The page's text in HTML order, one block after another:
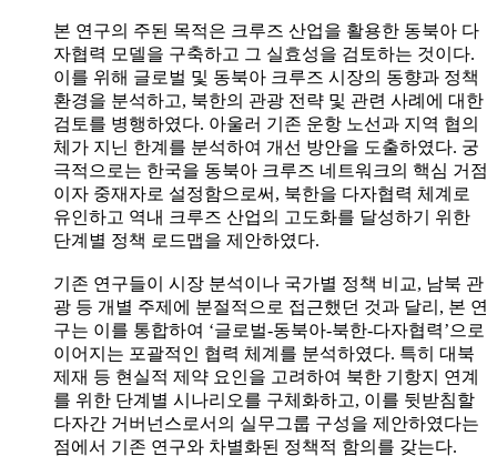
본 연구의 주된 목적은 크루즈 산업을 활용한 동북아 다
자협력 모델을 구축하고 그 실효성을 검토하는 것이다.
이를 위해 글로벌 및 동북아 크루즈 시장의 동향과 정책
환경을 분석하고, 북한의 관광 전략 및 관련 사례에 대한
검토를 병행하였다. 아울러 기존 운항 노선과 지역 협의
체가 지닌 한계를 분석하여 개선 방안을 도출하였다. 궁
극적으로는 한국을 동북아 크루즈 네트워크의 핵심 거점
이자 중재자로 설정함으로써, 북한을 다자협력 체계로
유인하고 역내 크루즈 산업의 고도화를 달성하기 위한
단계별 정책 로드맵을 제안하였다.
기존 연구들이 시장 분석이나 국가별 정책 비교, 남북 관
광 등 개별 주제에 분절적으로 접근했던 것과 달리, 본 연
구는 이를 통합하여 ‘글로벌-동북아-북한-다자협력’으로
이어지는 포괄적인 협력 체계를 분석하였다. 특히 대북
제재 등 현실적 제약 요인을 고려하여 북한 기항지 연계
를 위한 단계별 시나리오를 구체화하고, 이를 뒷받침할
다자간 거버넌스로서의 실무그룹 구성을 제안하였다는
점에서 기존 연구와 차별화된 정책적 함의를 갖는다.